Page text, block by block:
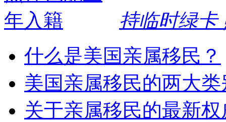
持临时绿卡
什么是美国亲属移民？
美国亲属移民的两大类
关于亲属移民的最新